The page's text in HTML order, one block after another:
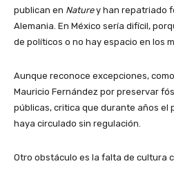
publican en Naturey han repatriado
Alemania. En México sería difícil,
de políticos o no hay espacio en los
Aunque reconoce excepciones,
Mauricio Fernández por preservar
públicas, critica que durante años el
haya circulado sin regulación.
Otro obstáculo es la falta de cultura